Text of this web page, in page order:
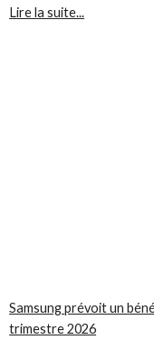
Lire la suite...
Samsung prévoit un
trimestre 2026